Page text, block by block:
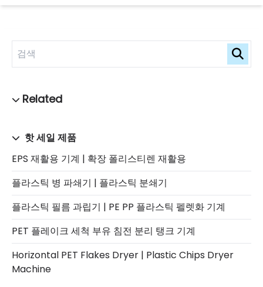
핫 세일 제품
EPS 재활용 기계 | 확장 폴리스티렌 재활용
플라스틱 병 파쇄기 | 플라스틱 분쇄기
플라스틱 필름 과립기 | PE PP 플라스틱 펠렛화 기계
PET 플레이크 세척 부유 침전 분리 탱크 기계
Horizontal PET Flakes Dryer | Plastic Chips Dryer
Machine